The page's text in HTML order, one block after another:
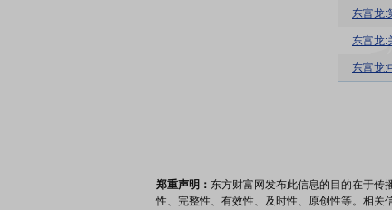
东富龙:
东富龙:
郑重声明： 东方财富网发布此信息的目的在于传
性、完整性、有效性、及时性、原创性等。相关